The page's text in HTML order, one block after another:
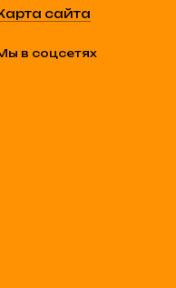
сайта
в соцсетях